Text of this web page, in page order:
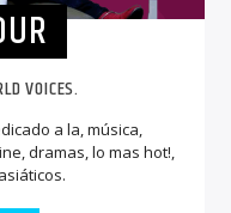
VOICES.
a la, música,
dramas, lo mas hot!,